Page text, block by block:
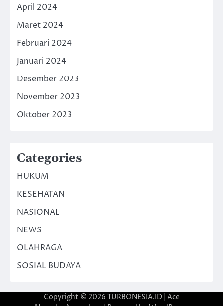
April 2024
Maret 2024
Februari 2024
Januari 2024
Desember 2023
November 2023
Oktober 2023
Categories
HUKUM
KESEHATAN
NASIONAL
NEWS
OLAHRAGA
SOSIAL BUDAYA
Copyright © 2026 TURBONESIA.ID| Ace